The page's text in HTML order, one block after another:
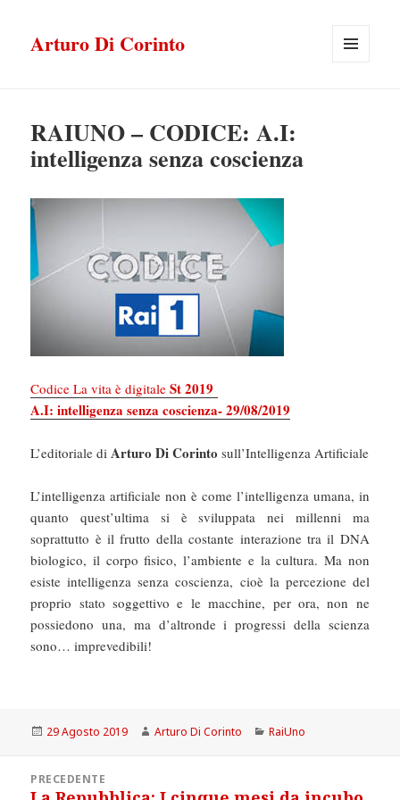
Arturo Di Corinto
RAIUNO – CODICE: A.I:
intelligenza senza coscienza
Codice La vita è digitale St 2019
A.I: intelligenza senza coscienza- 29/08/2019
L’editoriale diArturo Di Corinto sull’Intelligenza Artificiale
L’intelligenza artificiale non è come l’intelligenza umana, in
quanto quest’ultima si è sviluppata nei millenni ma
soprattutto è il frutto della costante interazione tra il DNA
biologico, il corpo fisico, l’ambiente e la cultura. Ma non
esiste intelligenza senza coscienza, cioè la percezione del
proprio stato soggettivo e le macchine, per ora, non ne
possiedono una, ma d’altronde i progressi della scienza
sono… imprevedibili!
Scritto
29 Agosto 2019 Autore
Arturo Di Corinto Categorie
RaiUno
articoliPRECEDENTE